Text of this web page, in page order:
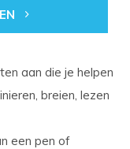
aan die je helpen
breien, lezen
een pen of